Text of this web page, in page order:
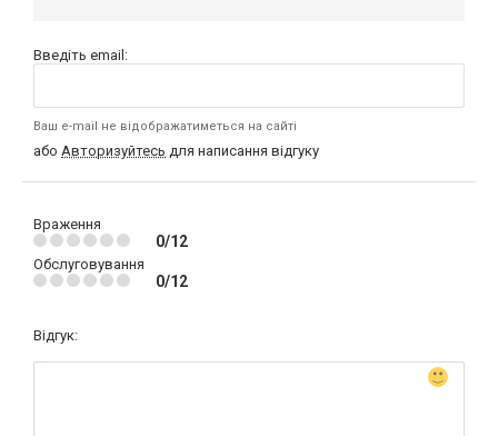
Введіть email:
Ваш e-mail не відображатиметься на сайті
або Авторизуйтесь для написання відгуку
Враження
0/12
Обслуговування
0/12
Відгук: